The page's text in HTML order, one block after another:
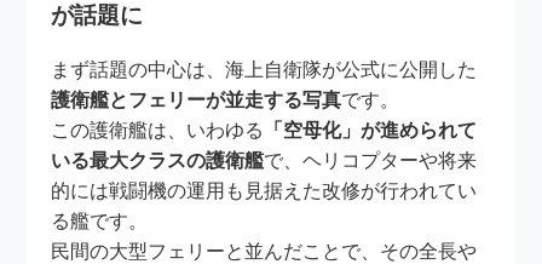
が話題に
まず話題の中心は、海上自衛隊が公式に公開した
護衛艦とフェリーが並走する写真です。
この護衛艦は、いわゆる
「空母化」が進められて
いる最大クラスの護衛艦で、ヘリコプターや将来
的には戦闘機の運用も見据えた改修が行われてい
る艦です。
民間の大型フェリーと並んだことで、その全長や